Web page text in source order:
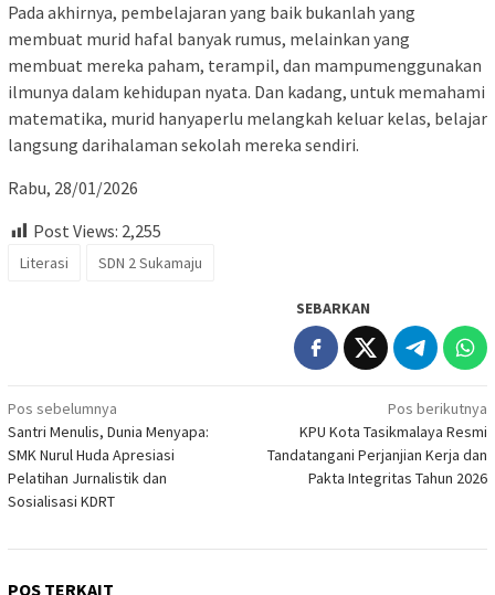
Pada akhirnya, pembelajaran yang baik bukanlah yang
membuat murid hafal banyak rumus, melainkan yang
membuat mereka paham, terampil, dan mampumenggunakan
ilmunya dalam kehidupan nyata. Dan kadang, untuk memahami
matematika, murid hanyaperlu melangkah keluar kelas, belajar
langsung darihalaman sekolah mereka sendiri.
Rabu, 28/01/2026
Post Views: 2,255
Literasi SDN 2 Sukamaju
SEBARKAN
Navigasi
pos
Pos sebelumnya
Santri Menulis, Dunia Menyapa:
SMK Nurul Huda Apresiasi
Pelatihan Jurnalistik dan
Sosialisasi KDRT
Pos berikutnya
KPU Kota Tasikmalaya Resmi
Tandatangani Perjanjian Kerja dan
Pakta Integritas Tahun 2026
POS TERKAIT